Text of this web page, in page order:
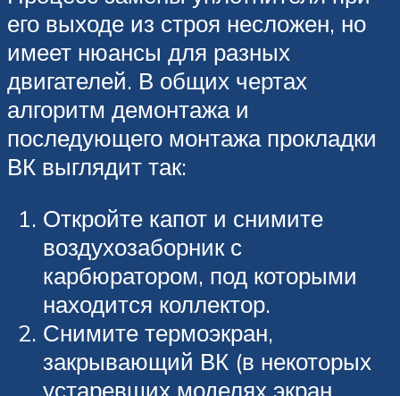
его выходе из строя несложен, но
имеет нюансы для разных
двигателей. В общих чертах
алгоритм демонтажа и
последующего монтажа прокладки
ВК выглядит так:
Откройте капот и снимите
воздухозаборник с
карбюратором, под которыми
находится коллектор.
Снимите термоэкран,
закрывающий ВК (в некоторых
устаревших моделях экран